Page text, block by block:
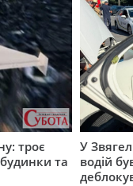
троє
та
У
водій